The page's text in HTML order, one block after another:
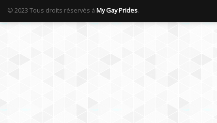
© 2023 Tous droits réservés à My Gay Prides.